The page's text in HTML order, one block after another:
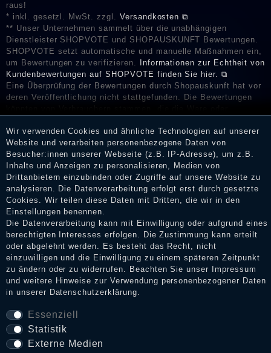
raus!
* inkl. gesetzl. MwSt. zzgl. Versandkosten ⧉
** Unser Unternehmen sammelt über die unabhängigen
Dienstleister SHOPVOTE und SHOPAUSKUNFT Bewertungen.
SHOPVOTE setzt automatische und manuelle Maßnahmen ein,
um Bewertungen zu verifizieren.
Informationen zur Echtheit von
Kundenbewertungen auf SHOPVOTE finden Sie hier. ⧉
Eine Überprüfung der Bewertungen durch Shopauskunft hat vor
deren Veröffentlichung nicht stattgefunden. Die Bewertungen
Erhalt einer Benachrichtigungs-E-Mail können Händler die
Bewertungen verifizieren und über die erfolgte Verifizierung im
Shop informieren.
Impressum
Daten­schutz­erklärung
AGB
Widerrufs­recht
Wir verwenden Cookies und ähnliche Technologien auf unserer
Website und verarbeiten personenbezogene Daten von
Besucher:innen unserer Webseite (z.B. IP-Adresse), um z.B.
Inhalte und Anzeigen zu personalisieren, Medien von
Drittanbietern einzubinden oder Zugriffe auf unsere Website zu
analysieren. Die Datenverarbeitung erfolgt erst durch gesetzte
Cookies. Wir teilen diese Daten mit Dritten, die wir in den
Einstellungen benennen.
Die Datenverarbeitung kann mit Einwilligung oder aufgrund eines
berechtigten Interesses erfolgen. Die Zustimmung kann erteilt
oder abgelehnt werden. Es besteht das Recht, nicht
einzuwilligen und die Einwilligung zu einem späteren Zeitpunkt
zu ändern oder zu widerrufen. Beachten Sie unser
Impressum
und weitere Hinweise zur Verwendung personenbezogener Daten
in unserer Daten­schutz­erklärung.
Essenziell
Statistik
Externe Medien